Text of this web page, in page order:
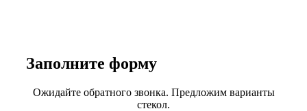
Заполните форму
Ожидайте обратного звонка. Предложим варианты
стекол.